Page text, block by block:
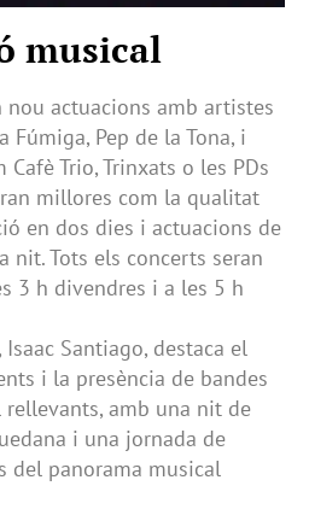
musical
nou actuacions amb artistes
Fúmiga, Pep de la Tona, i
Trio, Trinxats o les PDs
millores com la qualitat
en dos dies i actuacions de
nit. Tots els concerts seran
3 h divendres i a les 5 h
Santiago, destaca el
i la presència de bandes
amb una nit de
i una jornada de
del panorama musical